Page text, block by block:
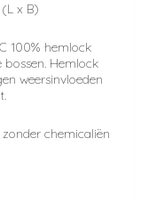
x B)
100% hemlock
Hemlock
weersinvloeden
chemicaliën